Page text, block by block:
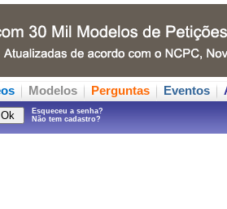
Modelos Perguntas Eventos
Esqueceu a senha?
Não tem cadastro?